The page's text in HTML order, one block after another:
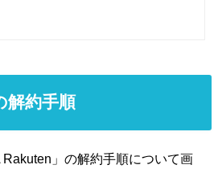
解約手順
」の解約手順について画